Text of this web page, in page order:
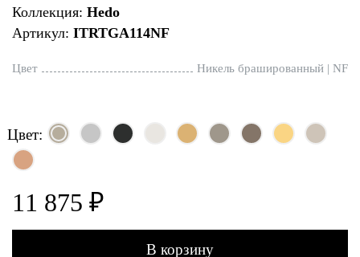
Коллекция: Hedo
Артикул: ITRTGA114NF
Цвет Никель брашированный | NF
Цвет:
11 875 ₽
В корзину